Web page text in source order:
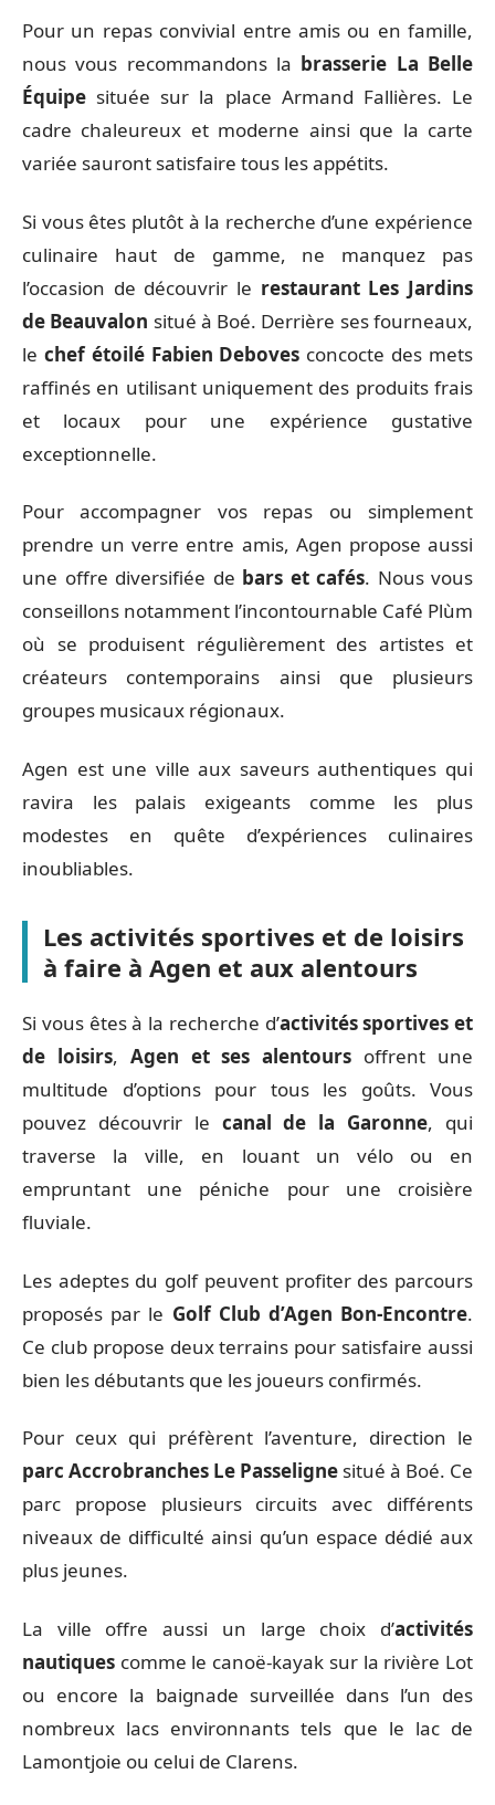
Pour un repas convivial entre amis ou en famille,
nous vous recommandons la brasserie La Belle
Équipe située sur la place Armand Fallières. Le
cadre chaleureux et moderne ainsi que la carte
variée sauront satisfaire tous les appétits.
Si vous êtes plutôt à la recherche d’une expérience
culinaire haut de gamme, ne manquez pas
l’occasion de découvrir le restaurant Les Jardins
de Beauvalon situé à Boé. Derrière ses fourneaux,
le chef étoilé Fabien Deboves concocte des mets
raffinés en utilisant uniquement des produits frais
et locaux pour une expérience gustative
exceptionnelle.
Pour accompagner vos repas ou simplement
prendre un verre entre amis, Agen propose aussi
une offre diversifiée de bars et cafés. Nous vous
conseillons notamment l’incontournable Café Plùm
où se produisent régulièrement des artistes et
créateurs contemporains ainsi que plusieurs
groupes musicaux régionaux.
Agen est une ville aux saveurs authentiques qui
ravira les palais exigeants comme les plus
modestes en quête d’expériences culinaires
inoubliables.
Les activités sportives et de loisirs
à faire à Agen et aux alentours
Si vous êtes à la recherche d’activités sportives et
de loisirs, Agen et ses alentours offrent une
multitude d’options pour tous les goûts. Vous
pouvez découvrir le canal de la Garonne, qui
traverse la ville, en louant un vélo ou en
empruntant une péniche pour une croisière
fluviale.
Les adeptes du golf peuvent profiter des parcours
proposés par le Golf Club d’Agen Bon-Encontre.
Ce club propose deux terrains pour satisfaire aussi
bien les débutants que les joueurs confirmés.
Pour ceux qui préfèrent l’aventure, direction le
parc Accrobranches Le Passeligne situé à Boé. Ce
parc propose plusieurs circuits avec différents
niveaux de difficulté ainsi qu’un espace dédié aux
plus jeunes.
La ville offre aussi un large choix d’activités
nautiques comme le canoë-kayak sur la rivière Lot
ou encore la baignade surveillée dans l’un des
nombreux lacs environnants tels que le lac de
Lamontjoie ou celui de Clarens.